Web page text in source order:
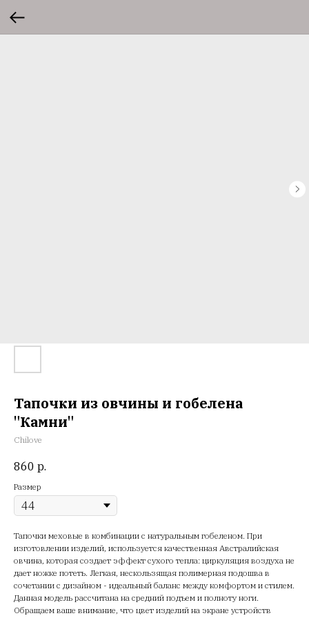
Тапочки из овчины и гобелена
"Камни"
Chilove
860 р.
Размер
Тапочки меховые в комбинации с натуральным гобеленом. При
изготовлении изделий, используется качественная Австралийская
овчина, которая создает эффект сухого тепла: циркуляция воздуха не
дает ножке потеть. Легкая, нескользящая полимерная подошва в
сочетании с дизайном - идеальный баланс между комфортом и стилем.
Данная модель рассчитана на средний подъем и полноту ноги.
Обращаем ваше внимание, что цвет изделий на экране устройств